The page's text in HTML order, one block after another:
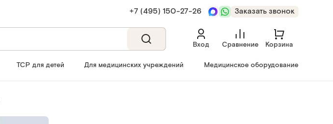
+7 (495) 150‑27‑26 Заказать звонок
Вход Сравнение Корзина
ТСР для детей Для медицинских учреждений Медицинское оборудование